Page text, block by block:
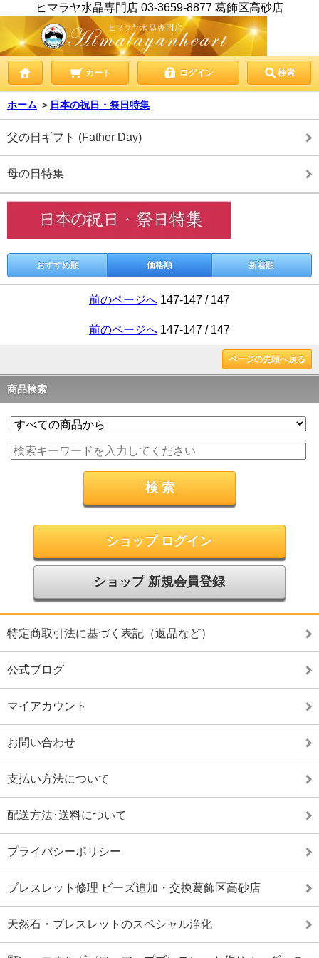
ヒマラヤ水晶専門店 03-3659-8877 葛飾区高砂店
カート ログイン 検索
ホーム ＞ 日本の祝日・祭日特集
父の日ギフト (Father Day)
母の日特集
おすすめ順 価格順 新着順
前のページへ 147-147 / 147
前のページへ 147-147 / 147
ページの先頭へ戻る
商品検索
ショップ ログイン
ショップ 新規会員登録
特定商取引法に基づく表記（返品など）
公式ブログ
マイアカウント
お問い合わせ
支払い方法について
配送方法･送料について
プライバシーポリシー
ブレスレット修理 ビーズ追加・交換葛飾区高砂店
天然石・ブレスレットのスペシャル浄化